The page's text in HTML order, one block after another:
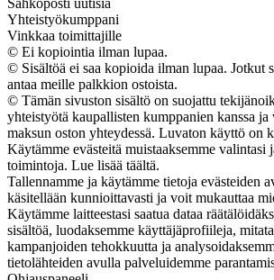
Yhteistyökumppani
Vinkkaa toimittajille
© Ei kopiointia ilman lupaa.
© Sisältöä ei saa kopioida ilman lupaa. Jotkut
antaa meille palkkion ostoista.
© Tämän sivuston sisältö on suojattu
yhteistyötä kaupallisten kumppanien kanssa ja
maksun oston yhteydessä. Luvaton käyttö on
Käytämme evästeitä muistaaksemme valintasi
toimintoja. Lue lisää täältä.
Tallennamme ja käytämme tietoja evästeiden
käsitellään kunnioittavasti ja voit mukauttaa
Käytämme laitteestasi saatua dataa
sisältöä, luodaksemme käyttäjäprofiileja,
kampanjoiden tehokkuutta ja
tietolähteiden avulla palveluidemme